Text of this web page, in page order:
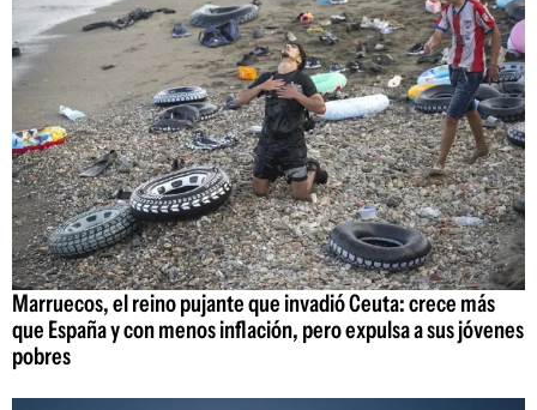
Marruecos, el reino pujante que invadió Ceuta: crece más
que España y con menos inflación, pero expulsa a sus jóvenes
pobres